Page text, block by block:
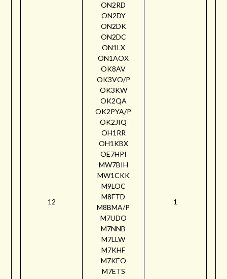
12
ON2RD
ON2DY
ON2DK
ON2DC
ON1LX
ON1AOX
OK8AV
OK3VO/P
OK3KW
OK2QA
OK2PYA/P
OK2JIQ
OH1RR
OH1KBX
OE7HPI
MW7BIH
MW1CKK
M9LOC
M8FTD
M8BMA/P
M7UDO
M7NNB
M7LLW
M7KHF
M7KEO
M7ETS
1